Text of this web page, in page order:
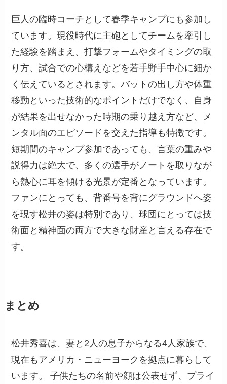
巨人の臨時コーチとして春季キャンプにも参加し
ています。現役時代に主砲としてチームを牽引し
た経験を踏まえ、打撃フォームやタイミングの取
り方、試合での心構えなどを若手野手中心に細か
く伝えているとされます。バットの出し方や体重
移動といった技術的なポイントだけでなく、自身
が結果を出せなかった時期の乗り越え方など、メ
ンタル面のエピソードを交えた指導も特徴です。
短期間のキャンプ参加であっても、言葉の重みや
説得力は絶大で、多くの選手がノートを取りなが
ら熱心に耳を傾ける光景が定番となっています。
ファンにとっても、背番号を背にグラウンドへ姿
を現す松井の姿は特別であり、球団にとっては技
術面と精神面の両方で大きな財産と言える存在で
す。
まとめ
松井秀喜は、妻と2人の息子からなる4人家族で、
現在もアメリカ・ニューヨークを拠点に暮らして
います。 子供たちの名前や顔は公表せず、プライ